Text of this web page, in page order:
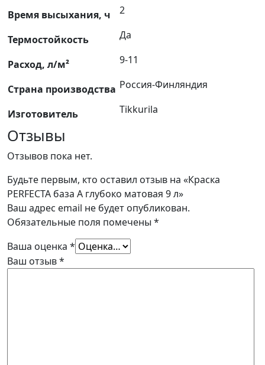
Время высыхания, ч 2
Термостойкость Да
Расход, л/м² 9-11
Страна производства Россия-Финляндия
Изготовитель Tikkurila
Отзывы
Отзывов пока нет.
Будьте первым, кто оставил отзыв на «Краска
PERFECTA база А глубоко матовая 9 л»
Ваш адрес email не будет опубликован.
Обязательные поля помечены *
Ваша оценка *
Ваш отзыв*